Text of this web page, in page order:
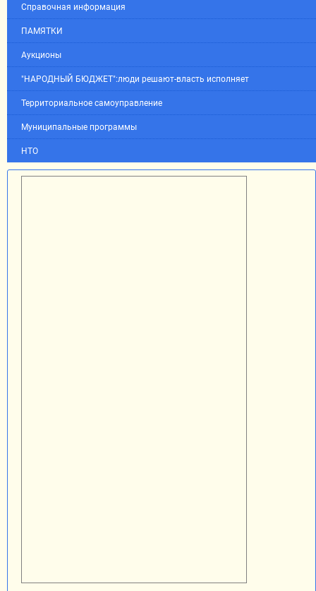
Справочная информация
ПАМЯТКИ
Аукционы
"НАРОДНЫЙ БЮДЖЕТ":люди решают-власть исполняет
Территориальное самоуправление
Муниципальные программы
НТО